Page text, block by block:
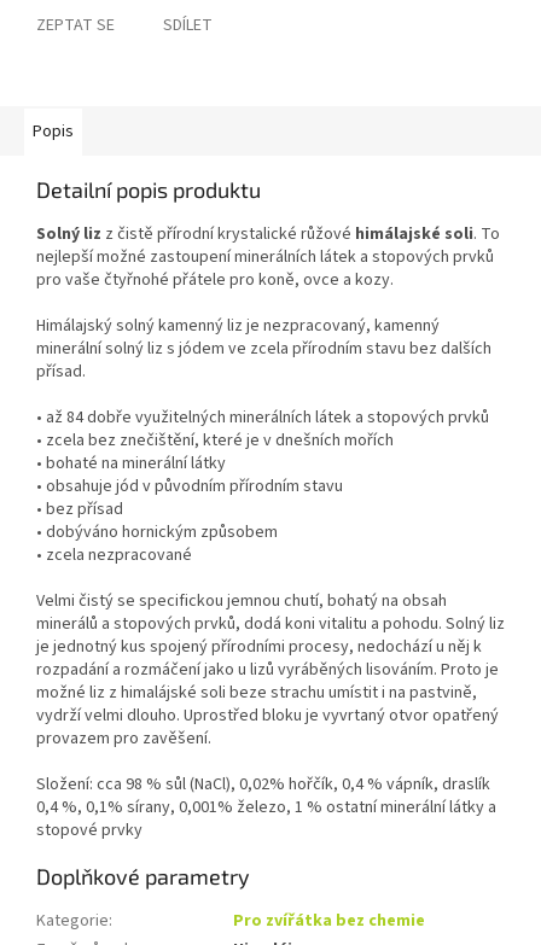
ZEPTAT SE SDÍLET
Popis
Detailní popis produktu
Solný liz z čistě přírodní krystalické růžové himálajské soli. To
nejlepší možné zastoupení minerálních látek a stopových prvků
pro vaše čtyřnohé přátele pro koně, ovce a kozy.
Himálajský solný kamenný liz je nezpracovaný, kamenný
minerální solný liz s jódem ve zcela přírodním stavu bez dalších
přísad.
• až 84 dobře využitelných minerálních látek a stopových prvků
• zcela bez znečištění, které je v dnešních mořích
• bohaté na minerální látky
• obsahuje jód v původním přírodním stavu
• bez přísad
• dobýváno hornickým způsobem
• zcela nezpracované
Velmi čistý se specifickou jemnou chutí, bohatý na obsah
minerálů a stopových prvků, dodá koni vitalitu a pohodu. Solný liz
je jednotný kus spojený přírodními procesy, nedochází u něj k
rozpadání a rozmáčení jako u lizů vyráběných lisováním. Proto je
možné liz z himalájské soli beze strachu umístit i na pastvině,
vydrží velmi dlouho. Uprostřed bloku je vyvrtaný otvor opatřený
provazem pro zavěšení.
Složení: cca 98 % sůl (NaCl), 0,02% hořčík, 0,4 % vápník, draslík
0,4 %, 0,1% sírany, 0,001% železo, 1 % ostatní minerální látky a
stopové prvky
Doplňkové parametry
Kategorie:
Pro zvířátka bez chemie